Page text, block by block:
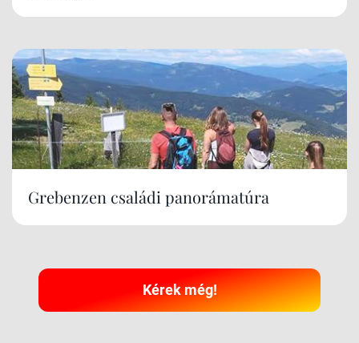
Grebenzen családi panorámatúra
Kérek még!